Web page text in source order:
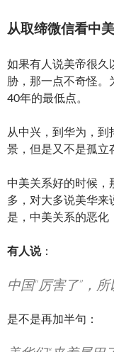
从取缔微信看中
如果有人说美帝很久
胁，那一点不奇怪。
40年的最低点。
从中兴，到华为，
景，但是又不是孤立
中美关系好的时候，
多，对大多说美华
是，中美关系的恶化
有人说：
中国“厉害了”，
是不是再加半句：